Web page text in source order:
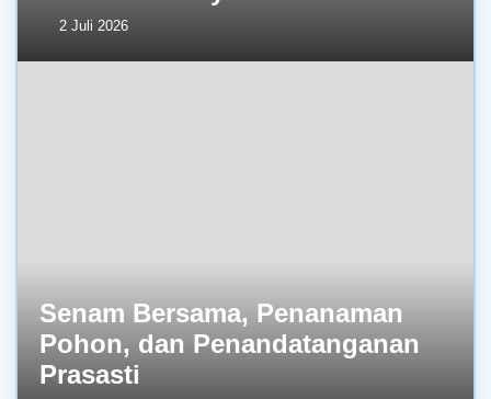
2 Juli 2026
Senam Bersama, Penanaman
Pohon, dan Penandatanganan
Prasasti